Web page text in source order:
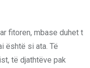
fitoren, mbase duhet t
është si ata. Të
të djathtëve pak